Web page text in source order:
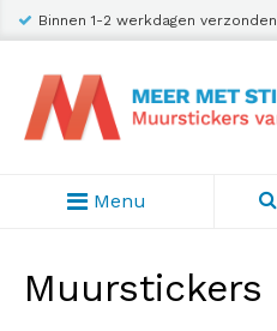
Binnen 1-2 werkdagen verzonden
Menu
Muurstickers